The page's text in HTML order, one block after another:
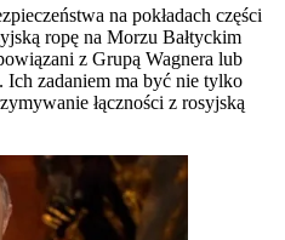
na pokładach części
ropę na Morzu Bałtyckim
z Grupą Wagnera lub
Ich zadaniem ma być nie tylko
łączności z rosyjską